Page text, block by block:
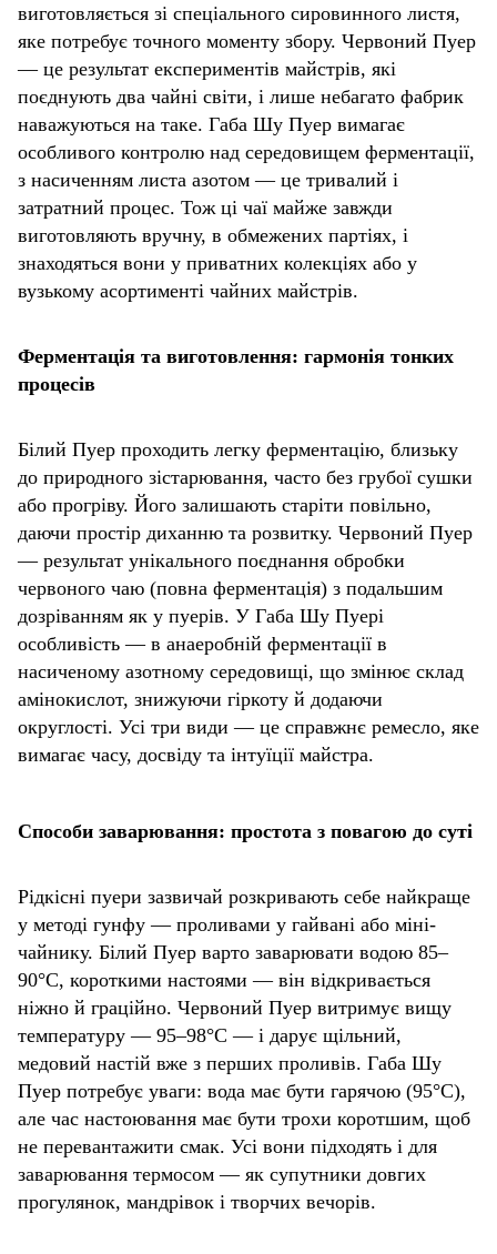
виготовляється зі спеціального сировинного листя,
яке потребує точного моменту збору. Червоний Пуер
— це результат експериментів майстрів, які
поєднують два чайні світи, і лише небагато фабрик
наважуються на таке. Габа Шу Пуер вимагає
особливого контролю над середовищем ферментації,
з насиченням листа азотом — це тривалий і
затратний процес. Тож ці чаї майже завжди
виготовляють вручну, в обмежених партіях, і
знаходяться вони у приватних колекціях або у
вузькому асортименті чайних майстрів.
Ферментація та виготовлення: гармонія тонких
процесів
Білий Пуер проходить легку ферментацію, близьку
до природного зістарювання, часто без грубої сушки
або прогріву. Його залишають старіти повільно,
даючи простір диханню та розвитку. Червоний Пуер
— результат унікального поєднання обробки
червоного чаю (повна ферментація) з подальшим
дозріванням як у пуерів. У Габа Шу Пуері
особливість — в анаеробній ферментації в
насиченому азотному середовищі, що змінює склад
амінокислот, знижуючи гіркоту й додаючи
округлості. Усі три види — це справжнє ремесло, яке
вимагає часу, досвіду та інтуїції майстра.
Способи заварювання: простота з повагою до суті
Рідкісні пуери зазвичай розкривають себе найкраще
у методі гунфу — проливами у гайвані або міні-
чайнику. Білий Пуер варто заварювати водою 85–
90°C, короткими настоями — він відкривається
ніжно й граційно. Червоний Пуер витримує вищу
температуру — 95–98°C — і дарує щільний,
медовий настій вже з перших проливів. Габа Шу
Пуер потребує уваги: вода має бути гарячою (95°C),
але час настоювання має бути трохи коротшим, щоб
не перевантажити смак. Усі вони підходять і для
заварювання термосом — як супутники довгих
прогулянок, мандрівок і творчих вечорів.